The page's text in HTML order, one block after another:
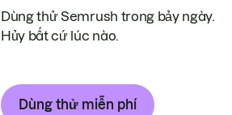
Dùng thử Semrush trong bảy ngày.
Hủy bất cứ lúc nào.
Dùng thử miễn phí